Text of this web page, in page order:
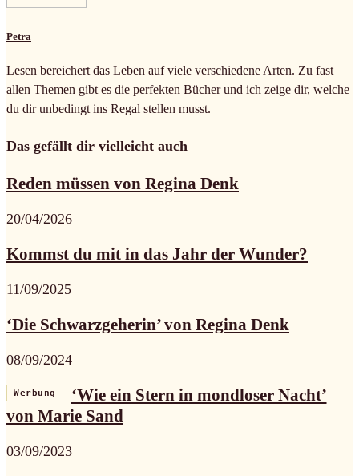
Petra
Lesen bereichert das Leben auf viele verschiedene Arten. Zu fast
allen Themen gibt es die perfekten Bücher und ich zeige dir, welche
du dir unbedingt ins Regal stellen musst.
Das gefällt dir vielleicht auch
Reden müssen von Regina Denk
20/04/2026
Kommst du mit in das Jahr der Wunder?
11/09/2025
‘Die Schwarzgeherin’ von Regina Denk
08/09/2024
Werbung
‘Wie ein Stern in mondloser Nacht’
von Marie Sand
03/09/2023